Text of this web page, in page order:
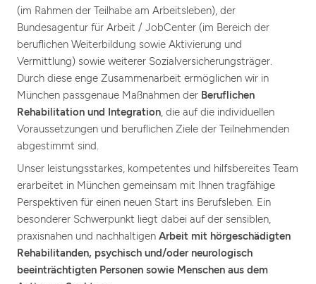
(im Rahmen der Teilhabe am Arbeitsleben), der
Bundesagentur für Arbeit / JobCenter (im Bereich der
beruflichen Weiterbildung sowie Aktivierung und
Vermittlung) sowie weiterer Sozialversicherungsträger.
Durch diese enge Zusammenarbeit ermöglichen wir in
München passgenaue Maßnahmen der Beruflichen
Rehabilitation und Integration, die auf die individuellen
Voraussetzungen und beruflichen Ziele der Teilnehmenden
abgestimmt sind.
Unser leistungsstarkes, kompetentes und hilfsbereites Team
erarbeitet in München gemeinsam mit Ihnen tragfähige
Perspektiven für einen neuen Start ins Berufsleben. Ein
besonderer Schwerpunkt liegt dabei auf der sensiblen,
praxisnahen und nachhaltigen Arbeit mit hörgeschädigten
Rehabilitanden, psychisch und/oder neurologisch
beeinträchtigten Personen sowie Menschen aus dem